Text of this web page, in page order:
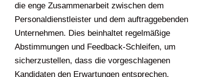
die enge Zusammenarbeit zwischen dem
Personaldienstleister und dem auftraggebenden
Unternehmen. Dies beinhaltet regelmäßige
Abstimmungen und Feedback-Schleifen, um
sicherzustellen, dass die vorgeschlagenen
Kandidaten den Erwartungen entsprechen.